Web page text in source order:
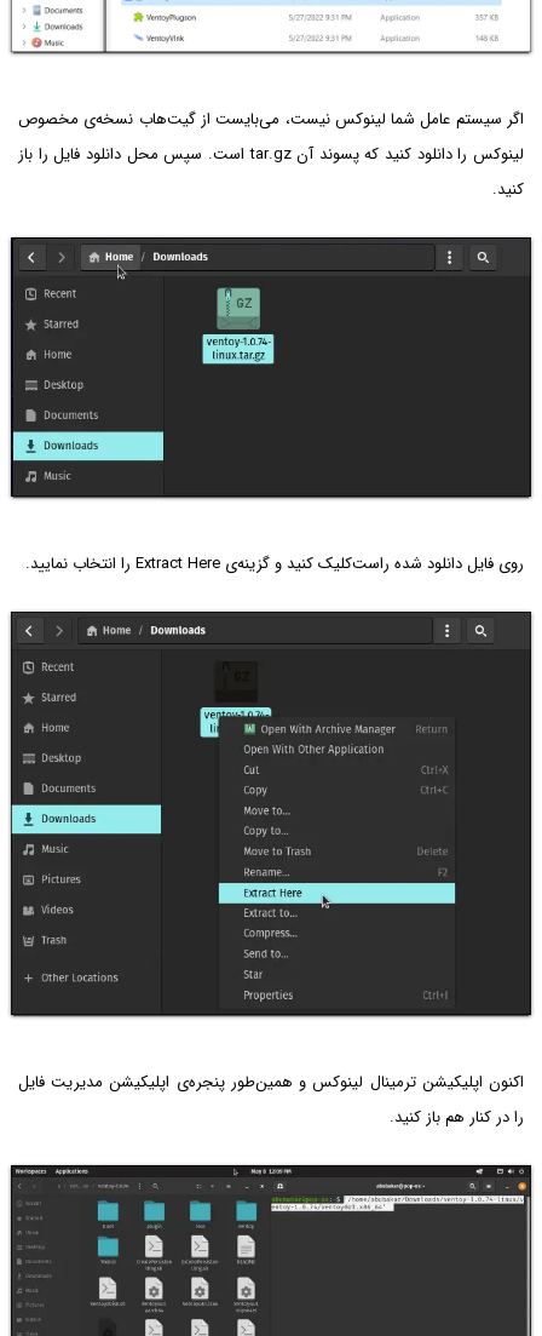
اگر سیستم عامل شما لینوکس نیست، می‌بایست از گیت‌هاب نسخه‌ی مخصوص
لینوکس را دانلود کنید که پسوند آن tar.gz است. سپس محل دانلود فایل را باز
کنید.
روی فایل دانلود شده راست‌کلیک کنید و گزینه‌ی Extract Here را انتخاب نمایید.
اکنون اپلیکیشن ترمینال لینوکس و همین‌طور پنجره‌ی اپلیکیشن مدیریت فایل
را در کنار هم باز کنید.